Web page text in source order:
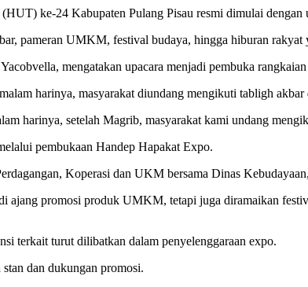
ke-24 Kabupaten Pulang Pisau resmi dimulai
pameran UMKM, festival budaya, hingga hiburan rakyat
mengatakan upacara menjadi pembuka
harinya, masyarakat diundang mengikuti tabligh
harinya, setelah Magrib, masyarakat kami undang
pembukaan Handep Hapakat Expo.
Koperasi dan UKM bersama Dinas
promosi produk UMKM, tetapi juga diramaikan
terkait turut dilibatkan dalam penyelenggaraan expo.
dan dukungan promosi.